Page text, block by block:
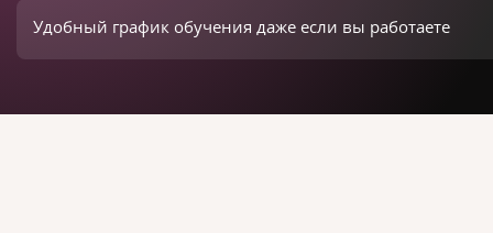
Удобный график обучения даже если вы работаете